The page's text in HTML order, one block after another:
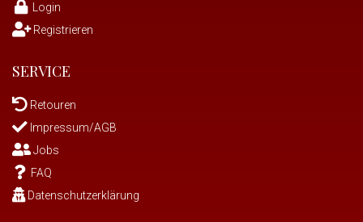
Login
Registrieren
SERVICE
Retouren
Impressum/AGB
Jobs
FAQ
Datenschutzerklärung